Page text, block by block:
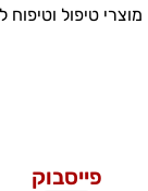
מוצרי טיפול
פייסבוק